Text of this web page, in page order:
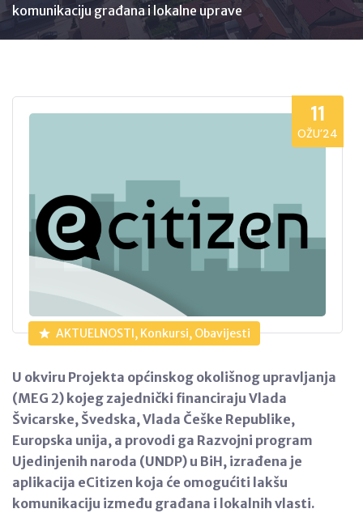
komunikaciju građana i lokalne uprave
11
OŽU’24
AKTUELNOSTI, Konkursi, Obavijesti
U okviru Projekta općinskog okolišnog upravljanja
(MEG 2) kojeg zajednički financiraju Vlada
Švicarske, Švedska, Vlada Češke Republike,
Europska unija, a provodi ga Razvojni program
Ujedinjenih naroda (UNDP) u BiH, izrađena je
aplikacija eCitizen koja će omogućiti lakšu
komunikaciju između građana i lokalnih vlasti.